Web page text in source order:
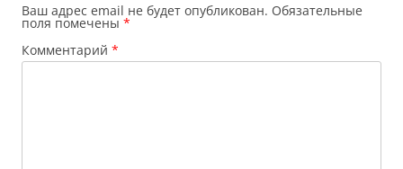
Ваш адрес email не будет опубликован. Обязательные
поля помечены *
Комментарий *